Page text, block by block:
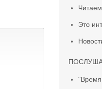
Это